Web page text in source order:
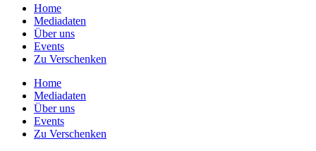
Home
Mediadaten
Über uns
Events
Zu Verschenken
Home
Mediadaten
Über uns
Events
Zu Verschenken